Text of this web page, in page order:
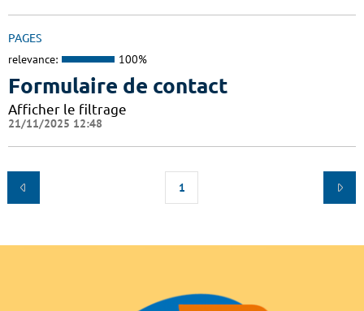
PAGES
relevance: 100%
Formulaire de contact
Afficher le filtrage
21/11/2025 12:48
1